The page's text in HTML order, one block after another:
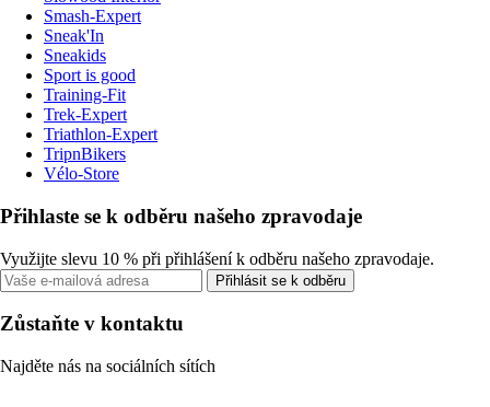
Smash-Expert
Sneak'In
Sneakids
Sport is good
Training-Fit
Trek-Expert
Triathlon-Expert
TripnBikers
Vélo-Store
Přihlaste se k odběru našeho zpravodaje
Využijte slevu 10 % při přihlášení k odběru našeho zpravodaje.
Přihlásit se k odběru
Zůstaňte v kontaktu
Najděte nás na sociálních sítích